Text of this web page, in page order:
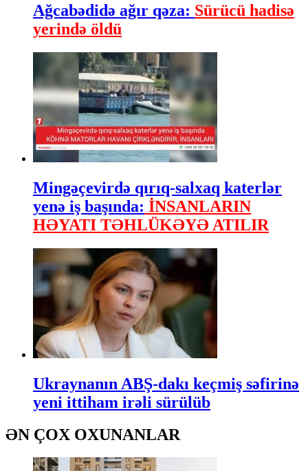
Ağcabədidə ağır qəza: Sürücü hadisə
yerində öldü
Mingəçevirdə qırıq-salxaq katerlər
yenə iş başında: İNSANLARIN
HƏYATI TƏHLÜKƏYƏ ATILIR
Ukraynanın ABŞ-dakı keçmiş səfirinə
yeni ittiham irəli sürülüb
ƏN ÇOX OXUNANLAR